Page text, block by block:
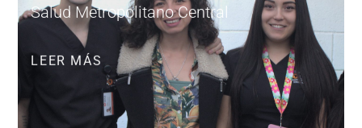
Salud Metropolitano Central
LEER MÁS